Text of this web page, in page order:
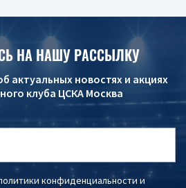
НА НАШУ РАССЫЛКУ
актуальных новостях и акциях
клуба ЦСКА Москва
конфиденциальности и